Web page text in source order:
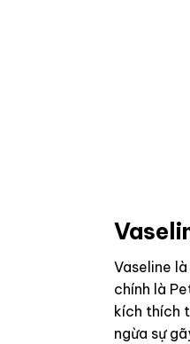
Vaseline
chính là
kích thích
ngừa sự